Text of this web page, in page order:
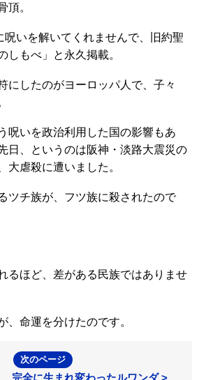
頂。
呪いを解いてくれませんで、旧約聖
しもべ」と永久掲載。
にしたのがヨーロッパ人で、子々
呪いを政治利用した国の影響もあ
日、というのは阪神・淡路大震災の
大虐殺に遭いました。
ツチ族が、フツ族に殺されたので
るほど、差がある民族ではありませ
、命運を分けたのです。
次のページ
完全に生まれ変わったルワンダ >